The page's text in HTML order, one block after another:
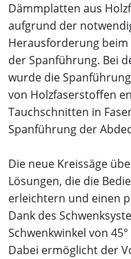
Dämmplatten aus
aufgrund der
Herausforderung beim
der Spanführung. Bei
wurde die
von Holzfaserstoffen
Tauchschnitten in
Spanführung der
Die neue Kreissäge
Lösungen, die die
erleichtern und einen
Dank des
Schwenkwinkel von
Dabei ermöglicht der